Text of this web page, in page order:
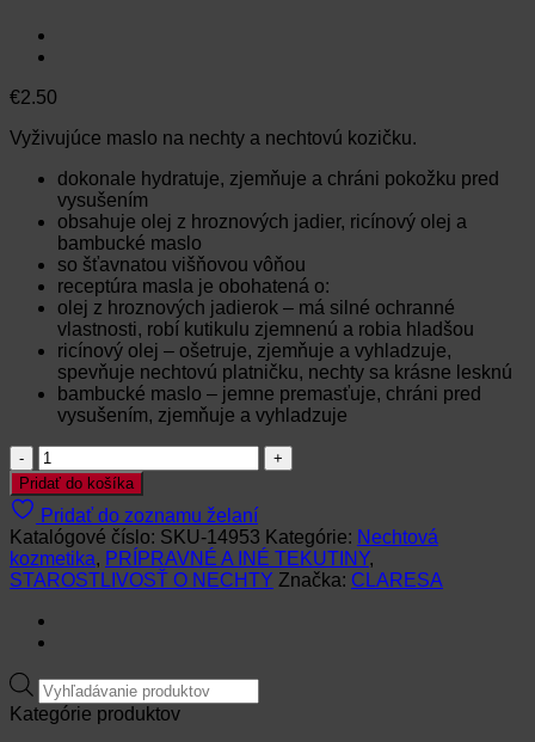
€2.50
Vyživujúce maslo na nechty a nechtovú kozičku.
dokonale hydratuje, zjemňuje a chráni pokožku pred
vysušením
obsahuje olej z hroznových jadier, ricínový olej a
bambucké maslo
so šťavnatou višňovou vôňou
receptúra ​​masla je obohatená o:
olej z hroznových jadierok – má silné ochranné
vlastnosti, robí kutikulu zjemnenú a robia hladšou
ricínový olej – ošetruje, zjemňuje a vyhladzuje,
spevňuje nechtovú platničku, nechty sa krásne lesknú
bambucké maslo – jemne premasťuje, chráni pred
vysušením, zjemňuje a vyhladzuje
množstvo
CLARESA
MASLO
NA
KOŽIČKU
CHERRY-
13g
Pridať do košíka
Pridať do zoznamu želaní
Katalógové číslo: SKU-14953 Kategórie: Nechtová
kozmetika, PRÍPRAVNÉ A INÉ TEKUTINY,
STAROSTLIVOSŤ O NECHTY Značka: CLARESA
Products
search
Kategórie produktov